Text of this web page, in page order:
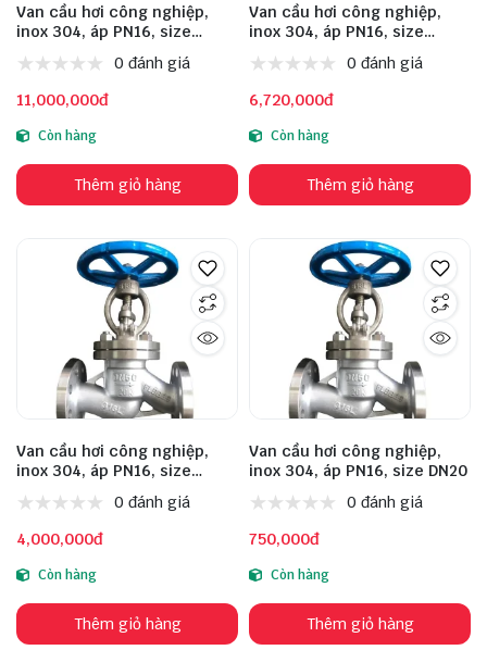
Van cầu hơi công nghiệp,
inox 304, áp PN16, size
0 đánh giá
11,000,000đ
Còn hàng
Thêm giỏ hàng
Van cầu hơi công nghiệp,
inox 304, áp PN16, size
0 đánh giá
6,720,000đ
Còn hàng
Thêm giỏ hàng
Van cầu hơi công nghiệp,
inox 304, áp PN16, size
0 đánh giá
4,000,000đ
Còn hàng
Thêm giỏ hàng
Van cầu hơi công nghiệp,
inox 304, áp PN16, size DN20
0 đánh giá
750,000đ
Còn hàng
Thêm giỏ hàng